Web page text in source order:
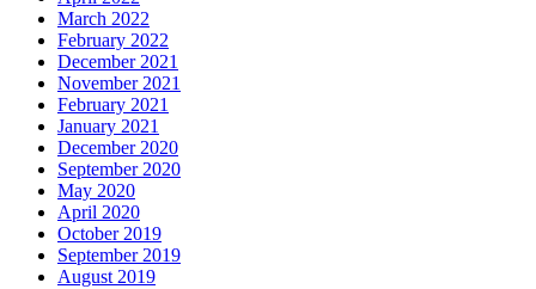
March 2022
February 2022
December 2021
November 2021
February 2021
January 2021
December 2020
September 2020
May 2020
April 2020
October 2019
September 2019
August 2019